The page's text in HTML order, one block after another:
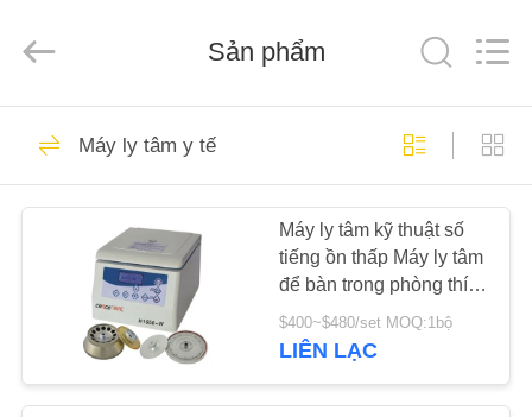
NHÀ
SẢN
PHẨM
CHÚNG
TÔI
Laboratory
Instrument
Reserved.
Máy ly tâm phòng
thí nghiệm
113
148
Sản phẩm
Máy ly tâm y tế
Máy ly tâm kỹ thuật số
tiếng ồn thấp Máy ly tâm
để bàn trong phòng thí
nghiệm H1650-W
$400~$480/set MOQ:1bộ
LIÊN LẠC